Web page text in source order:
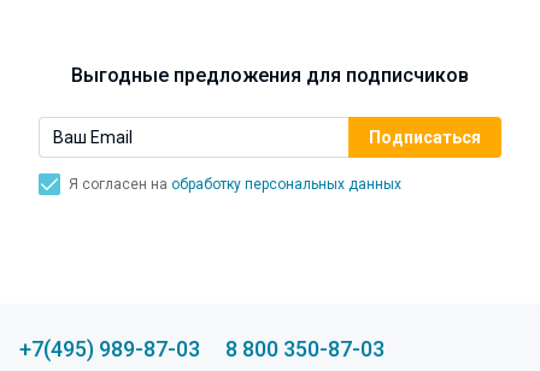
Выгодные предложения для подписчиков
Я согласен на обработку персональных данных
+7(495) 989-87-03 8 800 350-87-03